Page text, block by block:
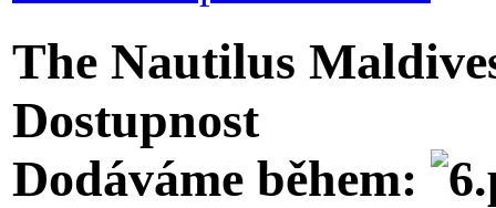
The Nautilus
Dostupnost
Dodáváme během: